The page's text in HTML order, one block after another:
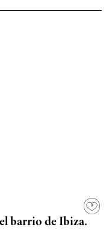
barrio de Ibiza.